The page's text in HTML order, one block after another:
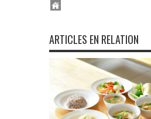
ARTICLES EN RELATION